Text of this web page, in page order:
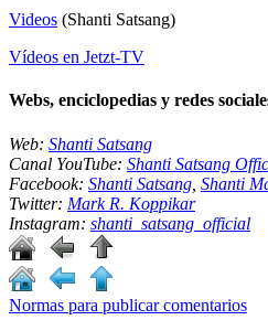
Videos (Shanti Satsang)
Vídeos en Jetzt-TV
Webs, enciclopedias y redes
Web: Shanti Satsang
Canal YouTube: Shanti Satsang
Facebook: Shanti Satsang Shanti
Twitter: Mark R. Koppikar
Instagram: shanti_satsang_official
Normas para publicar comentarios